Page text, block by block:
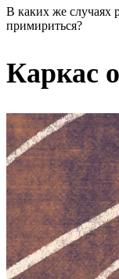
В каких же случаях
примириться?
Каркас